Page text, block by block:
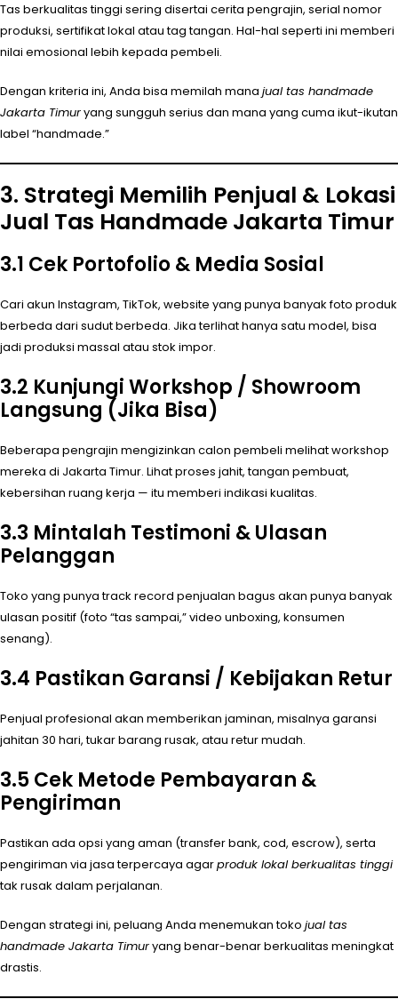
Tas berkualitas tinggi sering disertai cerita pengrajin, serial nomor
produksi, sertifikat lokal atau tag tangan. Hal-hal seperti ini memberi
nilai emosional lebih kepada pembeli.
Dengan kriteria ini, Anda bisa memilah mana jual tas handmade
Jakarta Timuryang sungguh serius dan mana yang cuma ikut-ikutan
label “handmade.”
3. Strategi Memilih Penjual & Lokasi
Jual Tas Handmade Jakarta Timur
3.1 Cek Portofolio & Media Sosial
Cari akun Instagram, TikTok, website yang punya banyak foto produk
berbeda dari sudut berbeda. Jika terlihat hanya satu model, bisa
jadi produksi massal atau stok impor.
3.2 Kunjungi Workshop / Showroom
Langsung (Jika Bisa)
Beberapa pengrajin mengizinkan calon pembeli melihat workshop
mereka di Jakarta Timur. Lihat proses jahit, tangan pembuat,
kebersihan ruang kerja — itu memberi indikasi kualitas.
3.3 Mintalah Testimoni & Ulasan
Pelanggan
Toko yang punya track record penjualan bagus akan punya banyak
ulasan positif (foto “tas sampai,” video unboxing, konsumen
senang).
3.4 Pastikan Garansi / Kebijakan Retur
Penjual profesional akan memberikan jaminan, misalnya garansi
jahitan 30 hari, tukar barang rusak, atau retur mudah.
3.5 Cek Metode Pembayaran &
Pengiriman
Pastikan ada opsi yang aman (transfer bank, cod, escrow), serta
pengiriman via jasa terpercaya agarproduk lokal berkualitas tinggi
tak rusak dalam perjalanan.
Dengan strategi ini, peluang Anda menemukan toko jual tas
handmade Jakarta Timuryang benar-benar berkualitas meningkat
drastis.